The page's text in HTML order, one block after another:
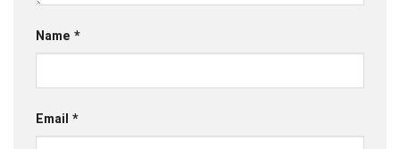
Name *
Email *